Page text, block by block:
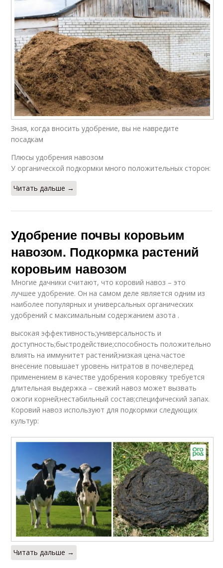
Зная, когда вносить удобрение, вы не навредите
посадкам
Плюсы удобрения навозом
У органической подкормки много положительных сторон:
Читать дальше →
Удобрение почвы коровьим
навозом. Подкормка растений
коровьим навозом
Многие дачники считают, что коровий навоз – это
лучшее удобрение. Он на самом деле является одним из
наиболее популярных и универсальных органических
удобрений с максимальным содержанием азота .
высокая эффективность;универсальность и
доступность;быстродействие;способность положительно
влиять на иммунитет растений;низкая цена.частое
внесение повышает уровень нитратов в почве;перед
применением в качестве удобрения коровяку требуется
длительная выдержка – свежий навоз может вызвать
ожоги корней;нестабильный состав;специфический запах.
Коровий навоз используют для подкормки следующих
культур:
Читать дальше →